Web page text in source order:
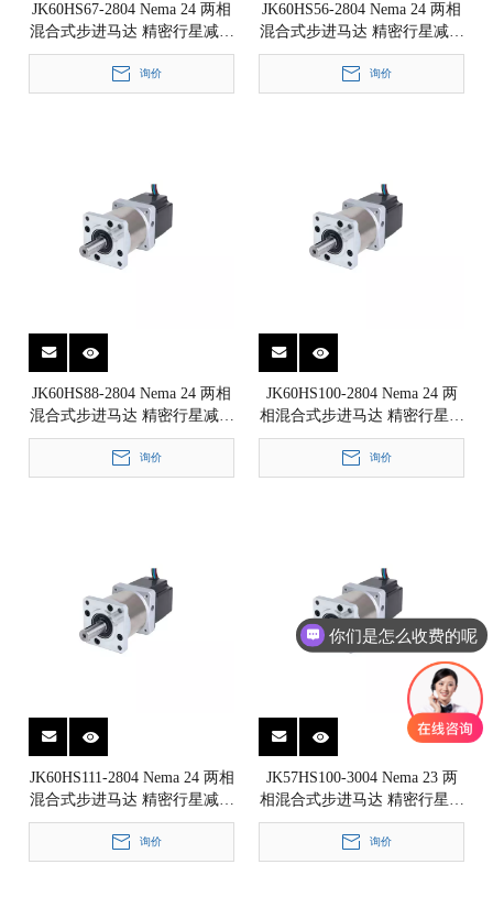
JK60HS67-2804 Nema 24 两相
混合式步进马达 精密行星减速
箱步进电机 1.8° 60x60mm
询价
JK60HS56-2804 Nema 24 两相
混合式步进马达 精密行星减速
箱步进电机 1.8° 60x60mm
询价
JK60HS88-2804 Nema 24 两相
混合式步进马达 精密行星减速
箱步进电机 1.8° 60x60mm
询价
JK60HS100-2804 Nema 24 两
相混合式步进马达 精密行星减
速箱步进电机 1.8° 60x60mm
询价
JK60HS111-2804 Nema 24 两相
混合式步进马达 精密行星减速
箱步进电机 1.8° 60x60mm
询价
JK57HS100-3004 Nema 23 两
相混合式步进马达 精密行星减
速箱步进电机 1.8° 57x57mm
询价
你们是怎么收费的呢
现在有优惠活动吗